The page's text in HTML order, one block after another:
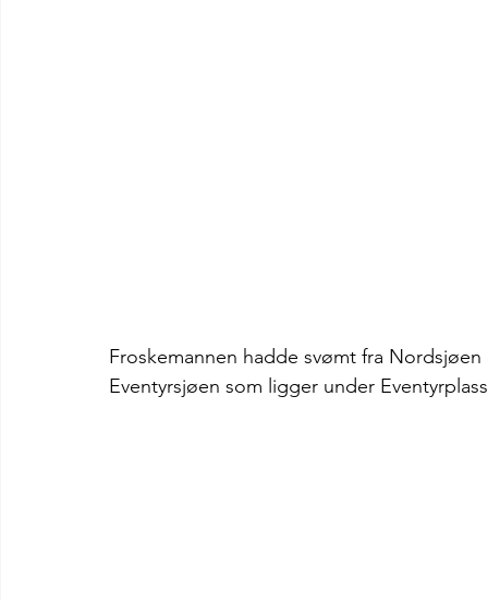
Froskemannen hadde svømt fra
Eventyrsjøen som ligger under